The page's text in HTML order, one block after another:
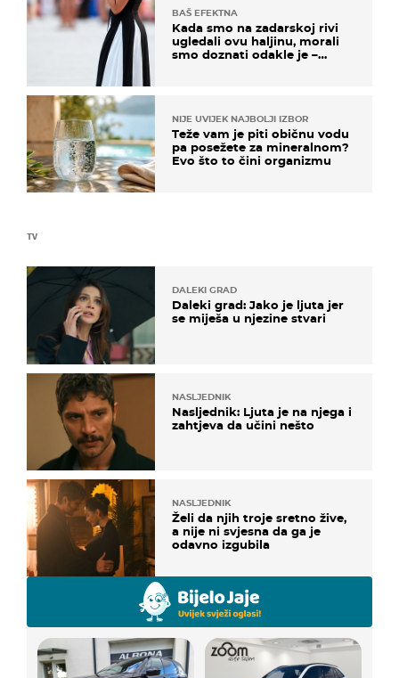
TV
DALEKI GRAD
Daleki grad: Jako je ljuta jer
se miješa u njezine stvari
NASLJEDNIK
Nasljednik: Ljuta je na njega i
zahtjeva da učini nešto
NASLJEDNIK
Želi da njih troje sretno žive,
a nije ni svjesna da ga je
odavno izgubila
BAŠ EFEKTNA
Kada smo na zadarskoj rivi
ugledali ovu haljinu, morali
smo doznati odakle je –
NIJE UVIJEK NAJBOLJI IZBOR
Teže vam je piti običnu vodu
pa posežete za mineralnom?
Evo što to čini organizmu